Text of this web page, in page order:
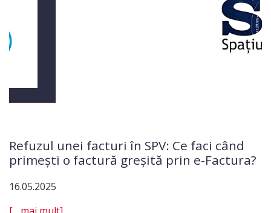
Refuzul unei facturi în SPV: Ce faci când
primești o factură greșită prin e-Factura?
16.05.2025